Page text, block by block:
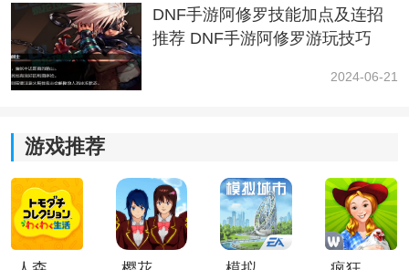
然后又分三个部位：红色宠物装备、蓝色宠物装备、绿
色宠物装备
DNF手游阿修罗技能加点及连招
推荐 DNF手游阿修罗游玩技巧
2024-06-21
游戏推荐